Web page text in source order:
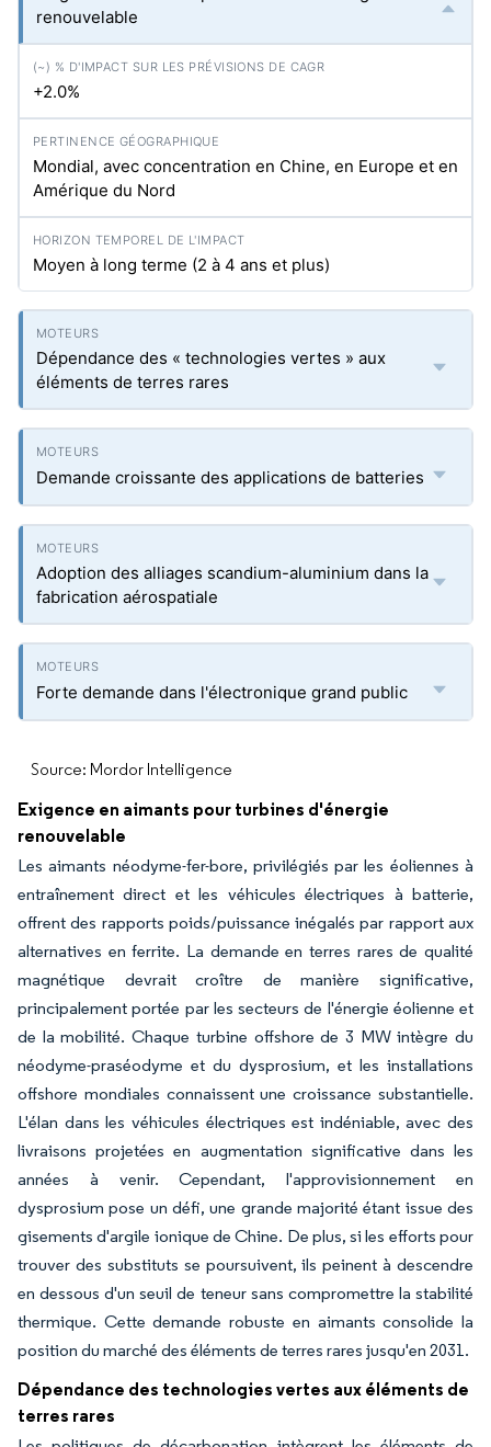
renouvelable
+2.0%
Mondial, avec concentration en Chine, en Europe et en
Amérique du Nord
Moyen à long terme (2 à 4 ans et plus)
Dépendance des « technologies vertes » aux
éléments de terres rares
Demande croissante des applications de batteries
Adoption des alliages scandium-aluminium dans la
fabrication aérospatiale
Forte demande dans l'électronique grand public
Source: Mordor Intelligence
Exigence en aimants pour turbines d'énergie
renouvelable
Les aimants néodyme-fer-bore, privilégiés par les éoliennes à
entraînement direct et les véhicules électriques à batterie,
offrent des rapports poids/puissance inégalés par rapport aux
alternatives en ferrite. La demande en terres rares de qualité
magnétique devrait croître de manière significative,
principalement portée par les secteurs de l'énergie éolienne et
de la mobilité. Chaque turbine offshore de 3 MW intègre du
néodyme-praséodyme et du dysprosium, et les installations
offshore mondiales connaissent une croissance substantielle.
L'élan dans les véhicules électriques est indéniable, avec des
livraisons projetées en augmentation significative dans les
années à venir. Cependant, l'approvisionnement en
dysprosium pose un défi, une grande majorité étant issue des
gisements d'argile ionique de Chine. De plus, si les efforts pour
trouver des substituts se poursuivent, ils peinent à descendre
en dessous d'un seuil de teneur sans compromettre la stabilité
thermique. Cette demande robuste en aimants consolide la
position du marché des éléments de terres rares jusqu'en 2031.
Dépendance des technologies vertes aux éléments de
terres rares